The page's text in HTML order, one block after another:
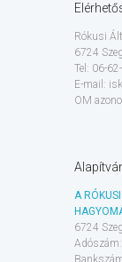
Rókusi
6724
Tel: 06-
E-mail:
OM
A
6724